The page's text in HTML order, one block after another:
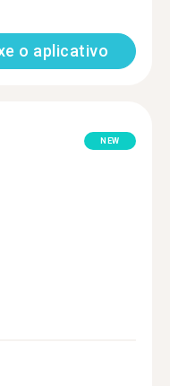
o aplicativo
NEW